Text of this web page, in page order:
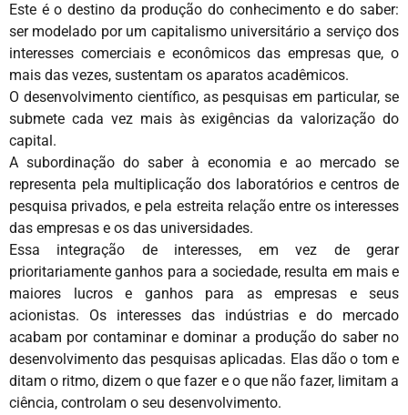
Este é o destino da produção do conhecimento e do saber:
ser modelado por um capitalismo universitário a serviço dos
interesses comerciais e econômicos das empresas que, o
mais das vezes, sustentam os aparatos acadêmicos.
O desenvolvimento científico, as pesquisas em particular, se
submete cada vez mais às exigências da valorização do
capital.
A subordinação do saber à economia e ao mercado se
representa pela multiplicação dos laboratórios e centros de
pesquisa privados, e pela estreita relação entre os interesses
das empresas e os das universidades.
Essa integração de interesses, em vez de gerar
prioritariamente ganhos para a sociedade, resulta em mais e
maiores lucros e ganhos para as empresas e seus
acionistas. Os interesses das indústrias e do mercado
acabam por contaminar e dominar a produção do saber no
desenvolvimento das pesquisas aplicadas. Elas dão o tom e
ditam o ritmo, dizem o que fazer e o que não fazer, limitam a
ciência, controlam o seu desenvolvimento.